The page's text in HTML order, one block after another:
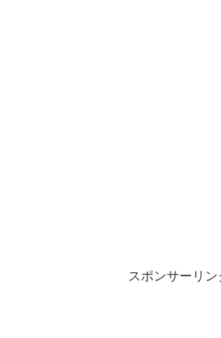
スポンサーリン